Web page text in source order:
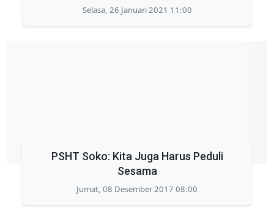
Selasa, 26 Januari 2021 11:00
PSHT Soko: Kita Juga Harus Peduli
Sesama
Jumat, 08 Desember 2017 08:00